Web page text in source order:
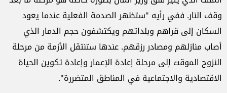
وقف النار. ففي رأيه "ستظهر الصدمة الفعلية عندما يعود
السكان إلى قراهم وبلداتهم ويكتشفون حجم الدمار الذي
أصاب منازلهم ومصادر رزقهم. عندها ستنتقل الأزمة من مرحلة
النزوح الموقت إلى مرحلة إعادة الإعمار وإعادة تكوين الحياة
الاقتصادية والاجتماعية في المناطق المتضررة".